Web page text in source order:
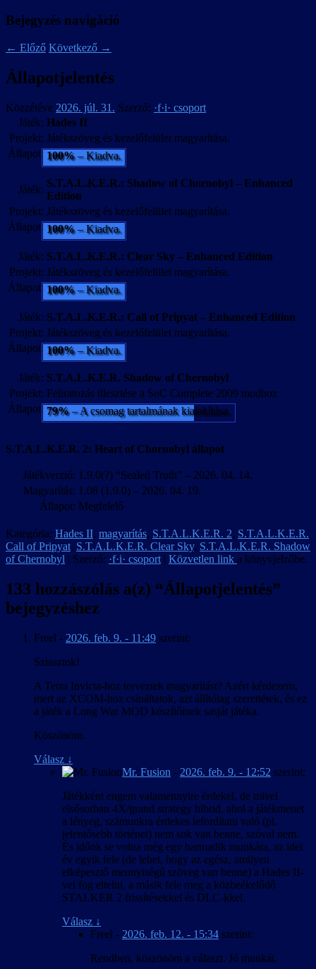
Bejegyzés navigáció
← Előző Következő →
Állapotjelentés
Közzétéve 2026. júl. 31. Szerző: ·f·i· csoport
Játék: Hades II
Projekt: Játékszöveg és kezelőfelület magyarítása.
Állapot: 100%– Kiadva.
Játék:
S.T.A.L.K.E.R.: Shadow of Chornobyl – Enhanced
Edition
Projekt: Játékszöveg és kezelőfelület magyarítása.
Állapot: 100%– Kiadva.
Játék: S.T.A.L.K.E.R.: Clear Sky – Enhanced Edition
Projekt: Játékszöveg és kezelőfelület magyarítása.
Állapot: 100%– Kiadva.
Játék: S.T.A.L.K.E.R.: Call of Pripyat – Enhanced Edition
Projekt: Játékszöveg és kezelőfelület magyarítása.
Állapot: 100%– Kiadva.
Játék: S.T.A.L.K.E.R. Shadow of Chernobyl
Projekt: Feliratozás illesztése a SoC Complete 2009 modhoz
Állapot: 79%– A csomag tartalmának kialakítása.
S.T.A.L.K.E.R. 2: Heart of Chornobyl állapot
Játékverzió: 1.9.0(?) “Sealed Truth” – 2026. 04. 14.
Magyarítás: 1.08 (1.9.0) – 2026. 04. 19.
Állapot: Megfelelő
Kategória: Hades II, magyarítás, S.T.A.L.K.E.R. 2, S.T.A.L.K.E.R.
Call of Pripyat, S.T.A.L.K.E.R. Clear Sky, S.T.A.L.K.E.R. Shadow
of Chernobyl | Szerző: ·f·i· csoport | Közvetlen link a könyvjelzőbe.
133 hozzászólás a(z) “Állapotjelentés”
bejegyzéshez
Freel - 2026. feb. 9. - 11:49 szerint:
Sziasztok!
A Terra Invicta-hoz terveztek magyarítást? Azért kérdezem,
mert az XCOM-hoz csináltatok, azt állítólag szerettétek, és ez
a játék a Long War MOD készítőinek sasját játéka.
Köszönöm.
Válasz ↓
Mr. Fusion - 2026. feb. 9. - 12:52 szerint:
Játékként engem valamennyire érdekel, de mivel
elsősorban 4X/grand strategy hibrid, ahol a játékmenet
a lényeg, számunkra érdekes lefordítani való (pl.
jelentősebb történet) nem sok van benne, szóval nem.
És időnk se volna még egy harmadik munkára, az idei
év egyik fele (de lehet, hogy az egész, amilyen
elképesztő mennyiségű szöveg van benne) a Hades II-
vel fog eltelni, a másik fele meg a közbeékelődő
STALKER 2 frissítésekkel és DLC-kkel.
Válasz ↓
Freel - 2026. feb. 12. - 15:34 szerint:
Rendben, köszönöm a választ. Jó munkát.